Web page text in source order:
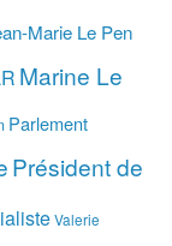
Marie Le Pen
Marine Le
Parlement
Président de
Valerie